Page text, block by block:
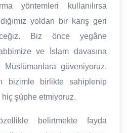
yöntemleri kullanılırsa
yoldan bir karış geri
Biz önce yegâne
ve İslam davasına
güveniyoruz.
bizimle birlikte sahiplenip
hiç şüphe etmiyoruz.
belirtmekte fayda